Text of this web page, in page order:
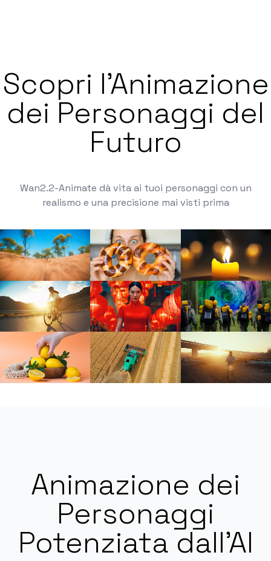
Scopri l'Animazione
dei Personaggi del
Futuro
Wan2.2-Animate dà vita ai tuoi personaggi con un
realismo e una precisione mai visti prima
Animazione dei
Personaggi
Potenziata dall'AI